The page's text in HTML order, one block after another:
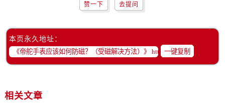
赞一下 去提问
本页永久地址：
一键复制
相关文章